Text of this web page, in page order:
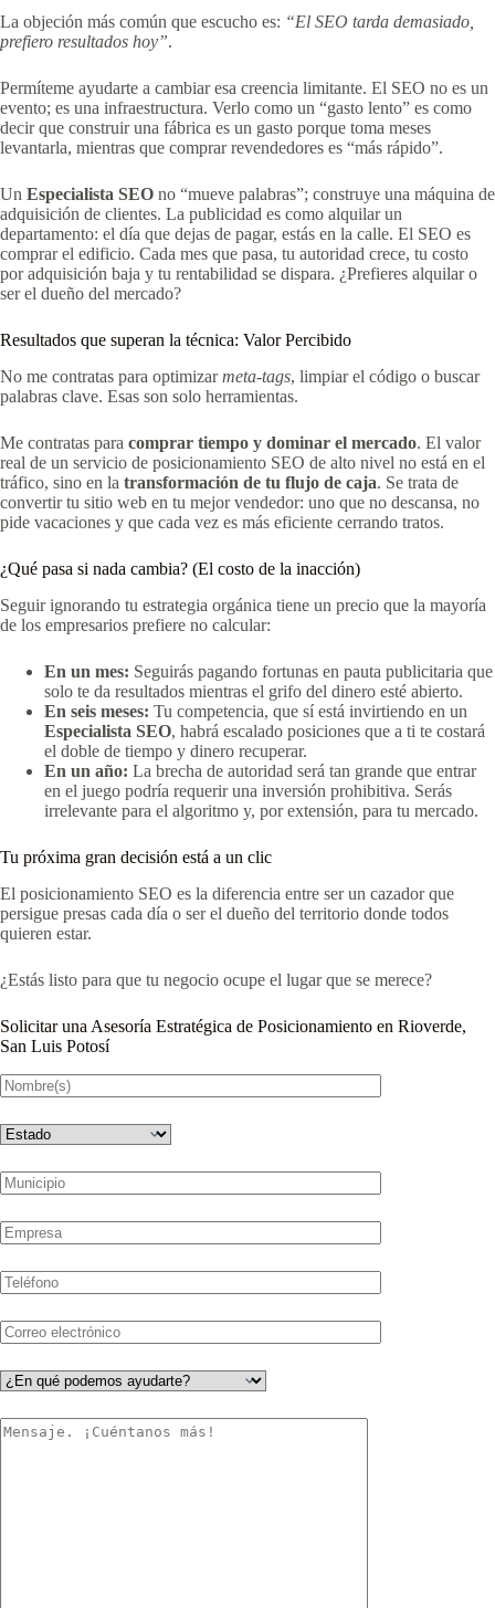
La objeción más común que escucho es: “El SEO tarda demasiado,
prefiero resultados hoy”.
Permíteme ayudarte a cambiar esa creencia limitante. El SEO no es un
evento; es una infraestructura. Verlo como un “gasto lento” es como
decir que construir una fábrica es un gasto porque toma meses
levantarla, mientras que comprar revendedores es “más rápido”.
Un Especialista SEO no “mueve palabras”; construye una máquina de
adquisición de clientes. La publicidad es como alquilar un
departamento: el día que dejas de pagar, estás en la calle. El SEO es
comprar el edificio. Cada mes que pasa, tu autoridad crece, tu costo
por adquisición baja y tu rentabilidad se dispara. ¿Prefieres alquilar o
ser el dueño del mercado?
Resultados que superan la técnica: Valor Percibido
No me contratas para optimizarmeta-tags, limpiar el código o buscar
palabras clave. Esas son solo herramientas.
Me contratas para comprar tiempo y dominar el mercado. El valor
real de un servicio de posicionamiento SEO de alto nivel no está en el
tráfico, sino en la transformación de tu flujo de caja. Se trata de
convertir tu sitio web en tu mejor vendedor: uno que no descansa, no
pide vacaciones y que cada vez es más eficiente cerrando tratos.
¿Qué pasa si nada cambia? (El costo de la inacción)
Seguir ignorando tu estrategia orgánica tiene un precio que la mayoría
de los empresarios prefiere no calcular:
En un mes: Seguirás pagando fortunas en pauta publicitaria que
solo te da resultados mientras el grifo del dinero esté abierto.
En seis meses: Tu competencia, que sí está invirtiendo en un
Especialista SEO, habrá escalado posiciones que a ti te costará
el doble de tiempo y dinero recuperar.
En un año: La brecha de autoridad será tan grande que entrar
en el juego podría requerir una inversión prohibitiva. Serás
irrelevante para el algoritmo y, por extensión, para tu mercado.
Tu próxima gran decisión está a un clic
El posicionamiento SEO es la diferencia entre ser un cazador que
persigue presas cada día o ser el dueño del territorio donde todos
quieren estar.
¿Estás listo para que tu negocio ocupe el lugar que se merece?
Solicitar una Asesoría Estratégica de Posicionamiento en Rioverde,
San Luis Potosí